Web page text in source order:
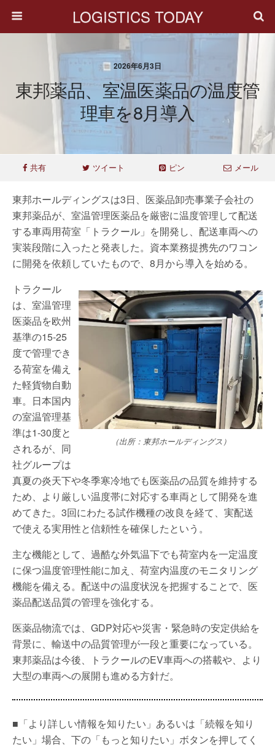
LOGISTICS TODAY
2026年6月3日
東邦薬品、室温医薬品の温度管
理車を8月導入
共有 ツイート ピン メール
東邦ホールディングスは3日、医薬品卸売事業子会社の
東邦薬品が、室温管理医薬品を厳密に温度管理して配送
する車両用荷室「トラクール」を開発し、配送車両への
実装段階に入ったと発表した。資本業務提携先のワコン
に開発を依頼していたもので、8月から導入を始める。
（出所：東邦ホールディングス）
トラクール
は、室温管理
医薬品を欧州
基準の15-25
度で管理でき
る荷室を備え
た軽貨物自動
車。日本国内
の室温管理基
準は1-30度と
されるが、同
社グループは
真夏の炎天下や冬季寒冷地でも医薬品の品質を維持する
ため、より厳しい温度帯に対応する車両として開発を進
めてきた。3回にわたる試作機種の改良を経て、実配送
で使える実用性と信頼性を確保したという。
主な機能として、過酷な外気温下でも荷室内を一定温度
に保つ温度管理性能に加え、荷室内温度のモニタリング
機能を備える。配送中の温度状況を把握することで、医
薬品配送品質の管理を強化する。
医薬品物流では、GDP対応や災害・緊急時の安定供給を
背景に、輸送中の品質管理が一段と重要になっている。
東邦薬品は今後、トラクールのEV車両への搭載や、より
大型の車両への展開も進める方針だ。
■「より詳しい情報を知りたい」あるいは「続報を知り
たい」場合、下の「もっと知りたい」ボタンを押してく